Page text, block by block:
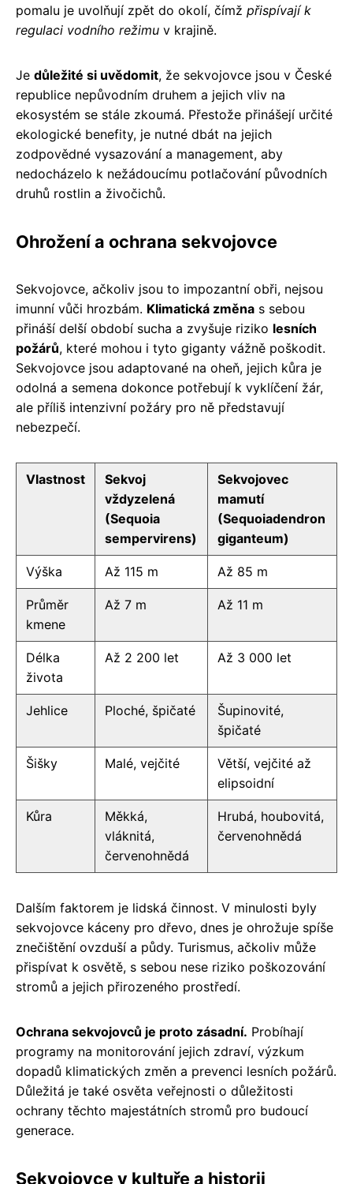
pomalu je uvolňují zpět do okolí, čímž přispívají k
regulaci vodního režimu v krajině.
Je důležité si uvědomit, že sekvojovce jsou v České
republice nepůvodním druhem a jejich vliv na
ekosystém se stále zkoumá. Přestože přinášejí určité
ekologické benefity, je nutné dbát na jejich
zodpovědné vysazování a management, aby
nedocházelo k nežádoucímu potlačování původních
druhů rostlin a živočichů.
Ohrožení a ochrana sekvojovce
Sekvojovce, ačkoliv jsou to impozantní obři, nejsou
imunní vůči hrozbám. Klimatická změna s sebou
přináší delší období sucha a zvyšuje riziko lesních
požárů, které mohou i tyto giganty vážně poškodit.
Sekvojovce jsou adaptované na oheň, jejich kůra je
odolná a semena dokonce potřebují k vyklíčení žár,
ale příliš intenzivní požáry pro ně představují
nebezpečí.
Vlastnost
Sekvoj
vždyzelená
(Sequoia
sempervirens)
Sekvojovec
mamutí
(Sequoiadendron
giganteum)
Výška Až 115 m Až 85 m
Průměr
kmene
Až 7 m Až 11 m
Délka
života
Až 2 200 let Až 3 000 let
Jehlice Ploché, špičaté
Šupinovité,
špičaté
Šišky Malé, vejčité
Větší, vejčité až
elipsoidní
Kůra
Měkká,
vláknitá,
červenohnědá
Hrubá, houbovitá,
červenohnědá
Dalším faktorem je lidská činnost. V minulosti byly
sekvojovce káceny pro dřevo, dnes je ohrožuje spíše
znečištění ovzduší a půdy. Turismus, ačkoliv může
přispívat k osvětě, s sebou nese riziko poškozování
stromů a jejich přirozeného prostředí.
Ochrana sekvojovců je proto zásadní. Probíhají
programy na monitorování jejich zdraví, výzkum
dopadů klimatických změn a prevenci lesních požárů.
Důležitá je také osvěta veřejnosti o důležitosti
ochrany těchto majestátních stromů pro budoucí
generace.
Sekvojovce v kultuře a historii